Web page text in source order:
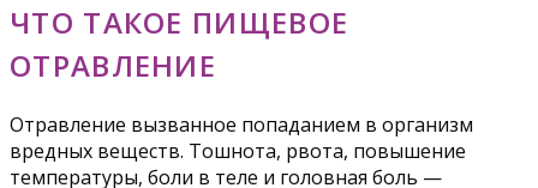
ЧТО ТАКОЕ ПИЩЕВОЕ
ОТРАВЛЕНИЕ
Отравление вызванное попаданием в организм
вредных веществ. Тошнота, рвота, повышение
температуры, боли в теле и головная боль —